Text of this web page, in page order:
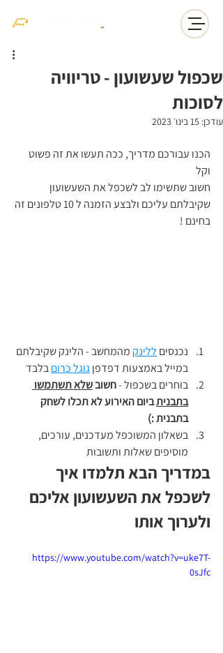
שכפול שעשועון - טריוויה
לסוכות
עודכן: 15 בינו׳ 2023
הכנו עבורכם מדריך, ככה תעשו את זה פשוט
וקל
חשוב שתשימו לב לשכפל את השעשועון
שקיבלתם עליכם ולבצע הזמנה ל 10 טלפונים זה
בחינם !
נכנסים ללינק מהמחשב - הלינק שקיבלתם
במייל באמצעות דפדפן גוגל כרום בלבד
בוחרים בשכפול - חשוב שלא תשתמשו
בתבנית ביום האירוע לא תכלו לשחק
בתבנית :)
בשאלון המשוכפל מעדכנים, עורכים,
מוסיפים שאלות ותשובות
במדריך הבא תלמדו איך
לשכפל את השעשועון אליכם
ולערוך אותו
https://www.youtube.com/watch?v=uke7T-
0sJfc